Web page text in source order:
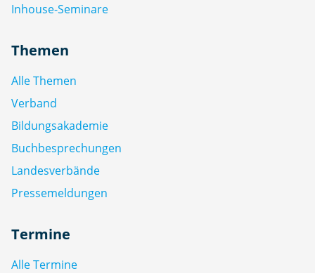
Inhouse-Seminare
Themen
Alle Themen
Verband
Bildungsakademie
Buchbesprechungen
Landesverbände
Pressemeldungen
Termine
Alle Termine